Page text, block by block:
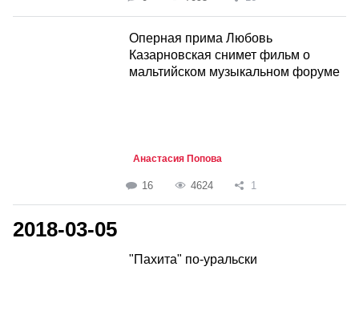
Оперная прима Любовь
Казарновская снимет фильм о
мальтийском музыкальном форуме
Анастасия Попова
16 4624 1
2018-03-05
"Пахита" по-уральски